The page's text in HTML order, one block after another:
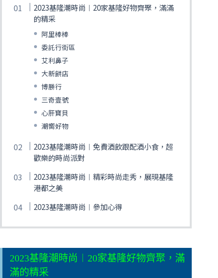
2023基隆潮時尚︱20家基隆好物齊聚，滿滿
的精采
阿里棒棒
委託行街區
艾利鼻子
大新餅店
博勝行
三奇壹號
心肝寶貝
潮嚮好物
2023基隆潮時尚︱免費酒飲跟配酒小食，超
歡樂的時尚派對
2023基隆潮時尚︱精彩時尚走秀，展現基隆
港都之美
2023基隆潮時尚︱參加心得
2023基隆潮時尚︱20家基隆好物齊聚，滿
滿的精采